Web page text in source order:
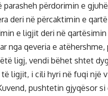
përdorimin e
deri në përcaktimin e
e ligjit deri në
nga qeveria e atëhershme,
ligj, vendi bëhet shtet
ligjit, i cili hyri në fuqi një
pushtetin gjyqësor si